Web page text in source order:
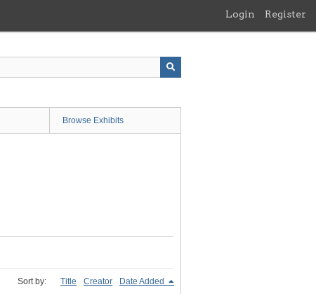
Login Register
Browse Exhibits
Sort by: Title Creator Date Added